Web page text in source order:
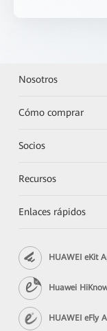
Nosotros
Cómo comprar
Socios
Recursos
Enlaces rápidos
HUAWEI eKit
Huawei
HUAWEI eFly